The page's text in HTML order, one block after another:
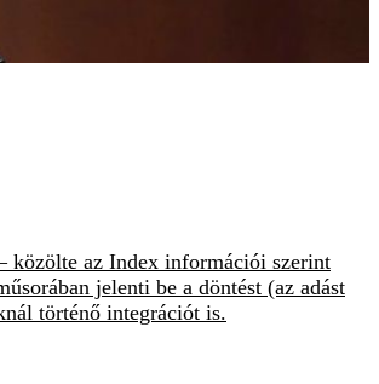
közölte az Index információi szerint
jelenti be a döntést (az adást
történő integrációt is.